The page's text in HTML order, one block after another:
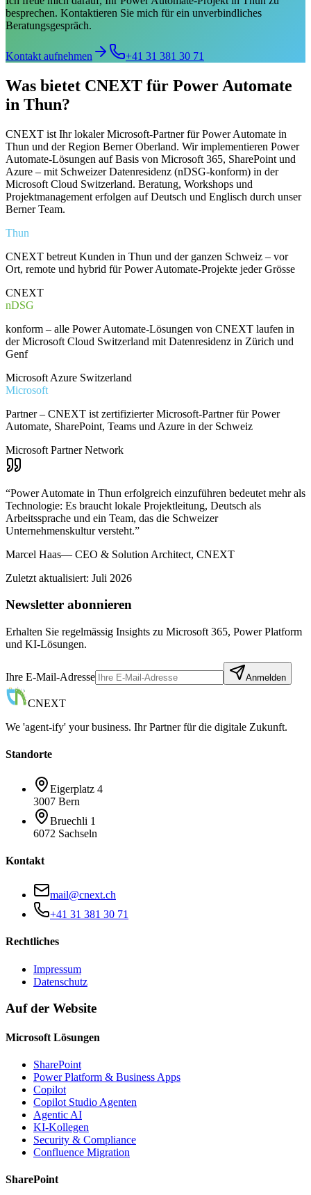
besprechen. Kontaktieren Sie mich für ein unverbindliches
Beratungsgespräch.
Kontakt aufnehmen +41 31 381 30 71
Was bietet CNEXT für Power Automate
in Thun?
CNEXT ist Ihr lokaler Microsoft-Partner für Power Automate in
Thun und der Region Berner Oberland. Wir implementieren Power
Automate-Lösungen auf Basis von Microsoft 365, SharePoint und
Azure – mit Schweizer Datenresidenz (nDSG-konform) in der
Microsoft Cloud Switzerland. Beratung, Workshops und
Projektmanagement erfolgen auf Deutsch und Englisch durch unser
Berner Team.
Thun
CNEXT betreut Kunden in Thun und der ganzen Schweiz – vor
Ort, remote und hybrid für Power Automate-Projekte jeder Grösse
CNEXT
nDSG
konform – alle Power Automate-Lösungen von CNEXT laufen in
der Microsoft Cloud Switzerland mit Datenresidenz in Zürich und
Genf
Microsoft Azure Switzerland
Microsoft
Partner – CNEXT ist zertifizierter Microsoft-Partner für Power
Automate, SharePoint, Teams und Azure in der Schweiz
Microsoft Partner Network
“Power Automate in Thun erfolgreich einzuführen bedeutet mehr als
Technologie: Es braucht lokale Projektleitung, Deutsch als
Arbeitssprache und ein Team, das die Schweizer
Unternehmenskultur versteht.”
Marcel Haas— CEO & Solution Architect, CNEXT
Zuletzt aktualisiert: Juli 2026
Newsletter abonnieren
Erhalten Sie regelmässig Insights zu Microsoft 365, Power Platform
und KI-Lösungen.
Ihre E-Mail-Adresse Anmelden
CNEXT
We 'agent-ify' your business. Ihr Partner für die digitale Zukunft.
Standorte
Eigerplatz 4
3007 Bern
Bruechli 1
6072 Sachseln
Kontakt
mail@cnext.ch
+41 31 381 30 71
Rechtliches
Impressum
Datenschutz
Auf der Website
Microsoft Lösungen
SharePoint
Power Platform & Business Apps
Copilot
Copilot Studio Agenten
Agentic AI
KI-Kollegen
Security & Compliance
Confluence Migration
SharePoint